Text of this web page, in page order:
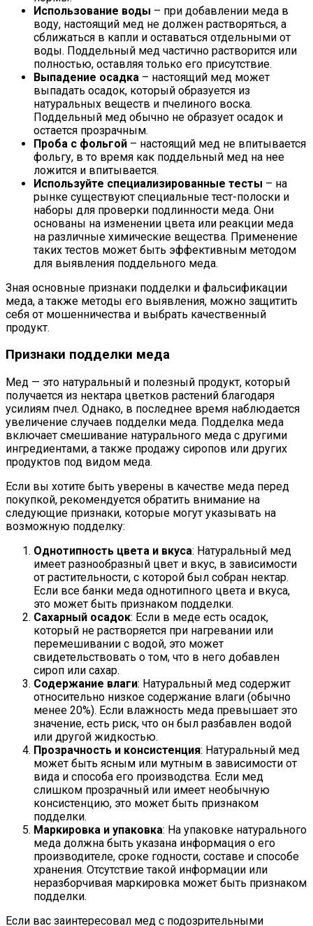
Использование воды – при добавлении меда в
воду, настоящий мед не должен растворяться, а
сближаться в капли и оставаться отдельными от
воды. Поддельный мед частично растворится или
полностью, оставляя только его присутствие.
Выпадение осадка – настоящий мед может
выпадать осадок, который образуется из
натуральных веществ и пчелиного воска.
Поддельный мед обычно не образует осадок и
остается прозрачным.
Проба с фольгой – настоящий мед не впитывается
фольгу, в то время как поддельный мед на нее
ложится и впитывается.
Используйте специализированные тесты – на
рынке существуют специальные тест-полоски и
наборы для проверки подлинности меда. Они
основаны на изменении цвета или реакции меда
на различные химические вещества. Применение
таких тестов может быть эффективным методом
для выявления поддельного меда.
Зная основные признаки подделки и фальсификации
меда, а также методы его выявления, можно защитить
себя от мошенничества и выбрать качественный
продукт.
Признаки подделки меда
Мед — это натуральный и полезный продукт, который
получается из нектара цветков растений благодаря
усилиям пчел. Однако, в последнее время наблюдается
увеличение случаев подделки меда. Подделка меда
включает смешивание натурального меда с другими
ингредиентами, а также продажу сиропов или других
продуктов под видом меда.
Если вы хотите быть уверены в качестве меда перед
покупкой, рекомендуется обратить внимание на
следующие признаки, которые могут указывать на
возможную подделку:
Однотипность цвета и вкуса: Натуральный мед
имеет разнообразный цвет и вкус, в зависимости
от растительности, с которой был собран нектар.
Если все банки меда однотипного цвета и вкуса,
это может быть признаком подделки.
Сахарный осадок: Если в меде есть осадок,
который не растворяется при нагревании или
перемешивании с водой, это может
свидетельствовать о том, что в него добавлен
сироп или сахар.
Содержание влаги: Натуральный мед содержит
относительно низкое содержание влаги (обычно
менее 20%). Если влажность меда превышает это
значение, есть риск, что он был разбавлен водой
или другой жидкостью.
Прозрачность и консистенция: Натуральный мед
может быть ясным или мутным в зависимости от
вида и способа его производства. Если мед
слишком прозрачный или имеет необычную
консистенцию, это может быть признаком
подделки.
Маркировка и упаковка: На упаковке натурального
меда должна быть указана информация о его
производителе, сроке годности, составе и способе
хранения. Отсутствие такой информации или
неразборчивая маркировка может быть признаком
подделки.
Если вас заинтересовал мед с подозрительными